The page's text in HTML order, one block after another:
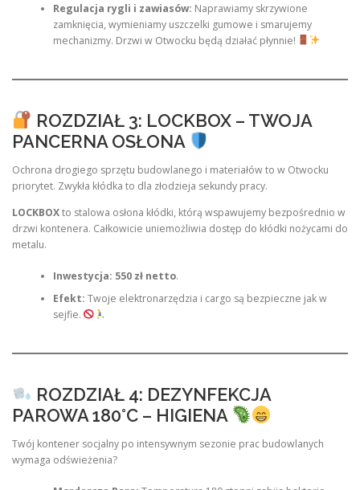
Regulacja rygli i zawiasów: Naprawiamy skrzywione
zamknięcia, wymieniamy uszczelki gumowe i smarujemy
mechanizmy. Drzwi w Otwocku będą działać płynnie!
ROZDZIAŁ 3: LOCKBOX – TWOJA
PANCERNA OSŁONA
Ochrona drogiego sprzętu budowlanego i materiałów to w Otwocku
priorytet. Zwykła kłódka to dla złodzieja sekundy pracy.
LOCKBOXto stalowa osłona kłódki, którą wspawujemy bezpośrednio w
drzwi kontenera. Całkowicie uniemożliwia dostęp do kłódki nożycami do
metalu.
Inwestycja: 550 zł netto.
Efekt: Twoje elektronarzędzia i cargo są bezpieczne jak w
sejfie.
ROZDZIAŁ 4: DEZYNFEKCJA
PAROWA 180°C – HIGIENA
Twój kontener socjalny po intensywnym sezonie prac budowlanych
wymaga odświeżenia?